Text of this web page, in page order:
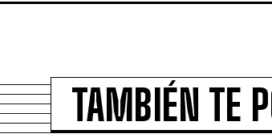
TAMBIÉN TE